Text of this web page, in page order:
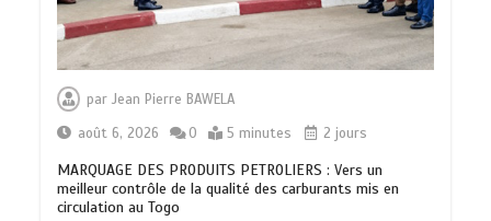
parJean Pierre BAWELA
août 6, 2026
0 5 minutes 2 jours
MARQUAGE DES PRODUITS PETROLIERS : Vers un
meilleur contrôle de la qualité des carburants mis en
circulation au Togo